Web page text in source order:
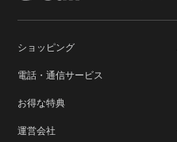
ショッピング
電話・通信サービス
お得な特典
運営会社